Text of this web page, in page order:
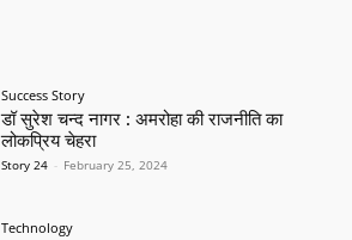
Success Story
डॉ सुरेश चन्द नागर : अमरोहा की राजनीति का
लोकप्रिय चेहरा
Story 24 - February 25, 2024
Technology